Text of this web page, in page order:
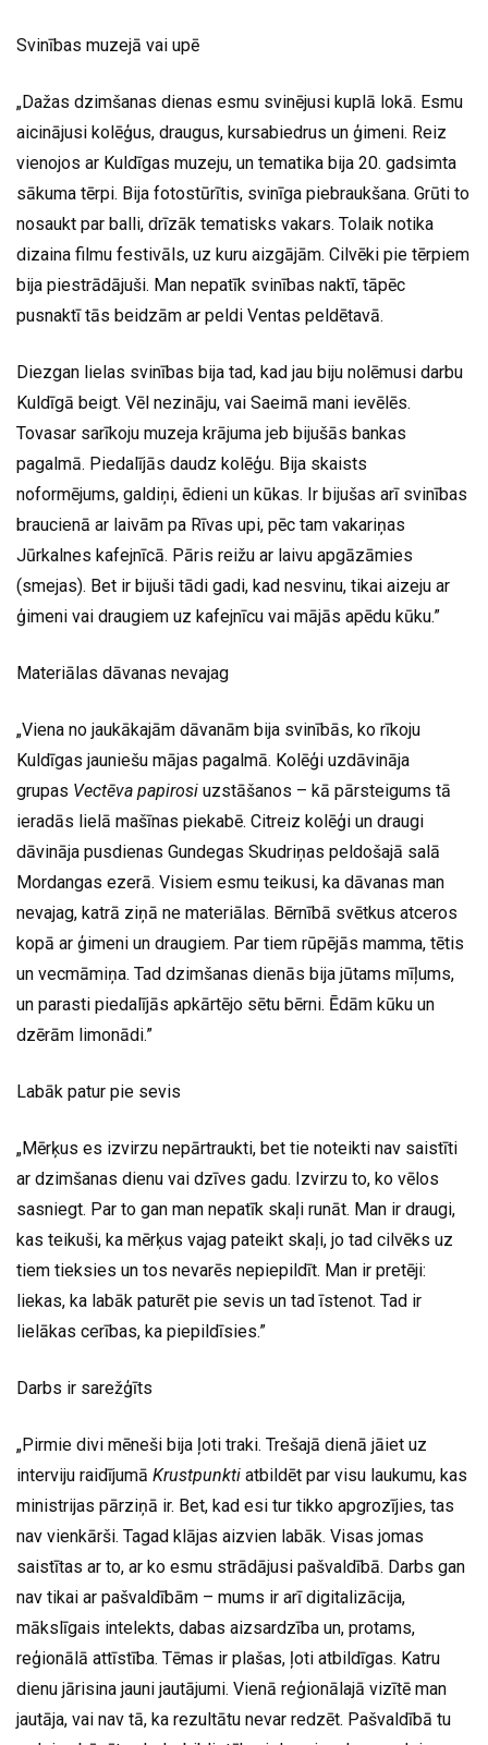
Svinības muzejā vai upē
„Dažas dzimšanas dienas esmu svinējusi kuplā lokā. Esmu
aicinājusi kolēģus, draugus, kursabiedrus un ģimeni. Reiz
vienojos ar Kuldīgas muzeju, un tematika bija 20. gadsimta
sākuma tērpi. Bija fotostūrītis, svinīga piebraukšana. Grūti to
nosaukt par balli, drīzāk tematisks vakars. Tolaik notika
dizaina filmu festivāls, uz kuru aizgājām. Cilvēki pie tērpiem
bija piestrādājuši. Man nepatīk svinības naktī, tāpēc
pusnaktī tās beidzām ar peldi Ventas peldētavā.
Diezgan lielas svinības bija tad, kad jau biju nolēmusi darbu
Kuldīgā beigt. Vēl nezināju, vai Saeimā mani ievēlēs.
Tovasar sarīkoju muzeja krājuma jeb bijušās bankas
pagalmā. Piedalījās daudz kolēģu. Bija skaists
noformējums, galdiņi, ēdieni un kūkas. Ir bijušas arī svinības
braucienā ar laivām pa Rīvas upi, pēc tam vakariņas
Jūrkalnes kafejnīcā. Pāris reižu ar laivu apgāzāmies
(smejas). Bet ir bijuši tādi gadi, kad nesvinu, tikai aizeju ar
ģimeni vai draugiem uz kafejnīcu vai mājās apēdu kūku.”
Materiālas dāvanas nevajag
„Viena no jaukākajām dāvanām bija svinībās, ko rīkoju
Kuldīgas jauniešu mājas pagalmā. Kolēģi uzdāvināja
grupas Vectēva papirosi uzstāšanos – kā pārsteigums tā
ieradās lielā mašīnas piekabē. Citreiz kolēģi un draugi
dāvināja pusdienas Gundegas Skudriņas peldošajā salā
Mordangas ezerā. Visiem esmu teikusi, ka dāvanas man
nevajag, katrā ziņā ne materiālas. Bērnībā svētkus atceros
kopā ar ģimeni un draugiem. Par tiem rūpējās mamma, tētis
un vecmāmiņa. Tad dzimšanas dienās bija jūtams mīļums,
un parasti piedalījās apkārtējo sētu bērni. Ēdām kūku un
dzērām limonādi.”
Labāk patur pie sevis
„Mērķus es izvirzu nepārtraukti, bet tie noteikti nav saistīti
ar dzimšanas dienu vai dzīves gadu. Izvirzu to, ko vēlos
sasniegt. Par to gan man nepatīk skaļi runāt. Man ir draugi,
kas teikuši, ka mērķus vajag pateikt skaļi, jo tad cilvēks uz
tiem tieksies un tos nevarēs nepiepildīt. Man ir pretēji:
liekas, ka labāk paturēt pie sevis un tad īstenot. Tad ir
lielākas cerības, ka piepildīsies.”
Darbs ir sarežģīts
„Pirmie divi mēneši bija ļoti traki. Trešajā dienā jāiet uz
interviju raidījumā Krustpunkti atbildēt par visu laukumu, kas
ministrijas pārziņā ir. Bet, kad esi tur tikko apgrozījies, tas
nav vienkārši. Tagad klājas aizvien labāk. Visas jomas
saistītas ar to, ar ko esmu strādājusi pašvaldībā. Darbs gan
nav tikai ar pašvaldībām – mums ir arī digitalizācija,
mākslīgais intelekts, dabas aizsardzība un, protams,
reģionālā attīstība. Tēmas ir plašas, ļoti atbildīgas. Katru
dienu jārisina jauni jautājumi. Vienā reģionālajā vizītē man
jautāja, vai nav tā, ka rezultātu nevar redzēt. Pašvaldībā tu